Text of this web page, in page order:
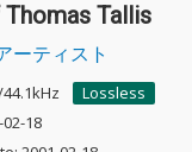
Tallis
ーティスト
Lossless
18